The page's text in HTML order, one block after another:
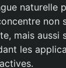
naturelle
non
mais aussi
les